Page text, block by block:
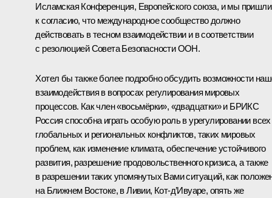
Исламская Конференция, Европейского союза, и мы пришли
к согласию, что международное сообщество должно
действовать в тесном взаимодействии и в соответствии
с резолюцией Совета Безопасности ООН.
Хотел бы также более подробно обсудить возможности
взаимодействия в вопросах регулирования мировых
процессов. Как член «восьмёрки», «двадцатки» и БРИКС
Россия способна играть особую роль в урегулировании всех
глобальных и региональных конфликтов, таких мировых
проблем, как изменение климата, обеспечение устойчивого
развития, разрешение продовольственного кризиса, а также
в разрешении таких упомянутых Вами ситуаций, как
на Ближнем Востоке, в Ливии, Кот-д’Ивуаре, опять же